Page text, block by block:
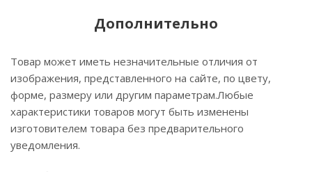
Дополнительно
Товар может иметь незначительные отличия от
изображения, представленного на сайте, по цвету,
форме, размеру или другим параметрам.Любые
характеристики товаров могут быть изменены
изготовителем товара без предварительного
уведомления.